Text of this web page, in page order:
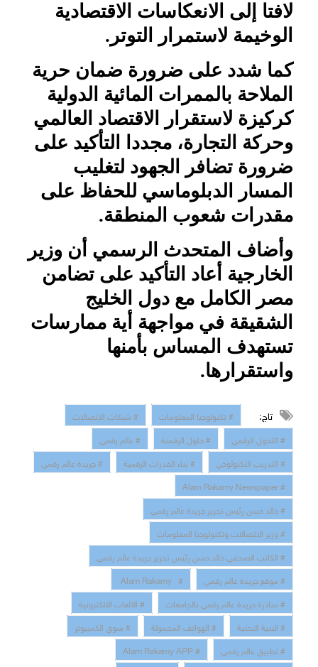
لافتا إلى الانعكاسات الاقتصادية
الوخيمة لاستمرار التوتر.
كما شدد على ضرورة ضمان حرية
الملاحة بالممرات المائية الدولية
كركيزة لاستقرار الاقتصاد العالمي
وحركة التجارة، مجددا التأكيد على
ضرورة تضافر الجهود لتغليب
المسار الدبلوماسي للحفاظ على
مقدرات شعوب المنطقة.
وأضاف المتحدث الرسمي أن وزير
الخارجية أعاد التأكيد على تضامن
مصر الكامل مع دول الخليج
الشقيقة في مواجهة أية ممارسات
تستهدف المساس بأمنها
واستقرارها.
تاج: # تكنولوجيا المعلومات
# شبكات الاتصالات
# التحول الرقمي
# حلول الرقمنة
# عالم رقمي
# التدريب التكنولوجي
# بناء القدرات الرقمية
# جريدة عالم رقمي
# Alam Rakamy Newspaper
# خالد حسن رئيس تحرير جريدة عالم رقمي
# وزير الاتصالات وتكنولوجيا المعلومات
# الكاتب الصحفي خالد حسن رئيس تحرير جريدة عالم رقمي
# موقع جريدة عالم رقمي
# Alam Rakamy
# مبادرة جريدة عالم رقمي بالجامعات
# الالعاب الالكترونية
# البنية التحتية
# الهواتف المحمولة
# سوق الكمبيوتر
# تطبيق عالم رقمي
# Alam Rakamy APP